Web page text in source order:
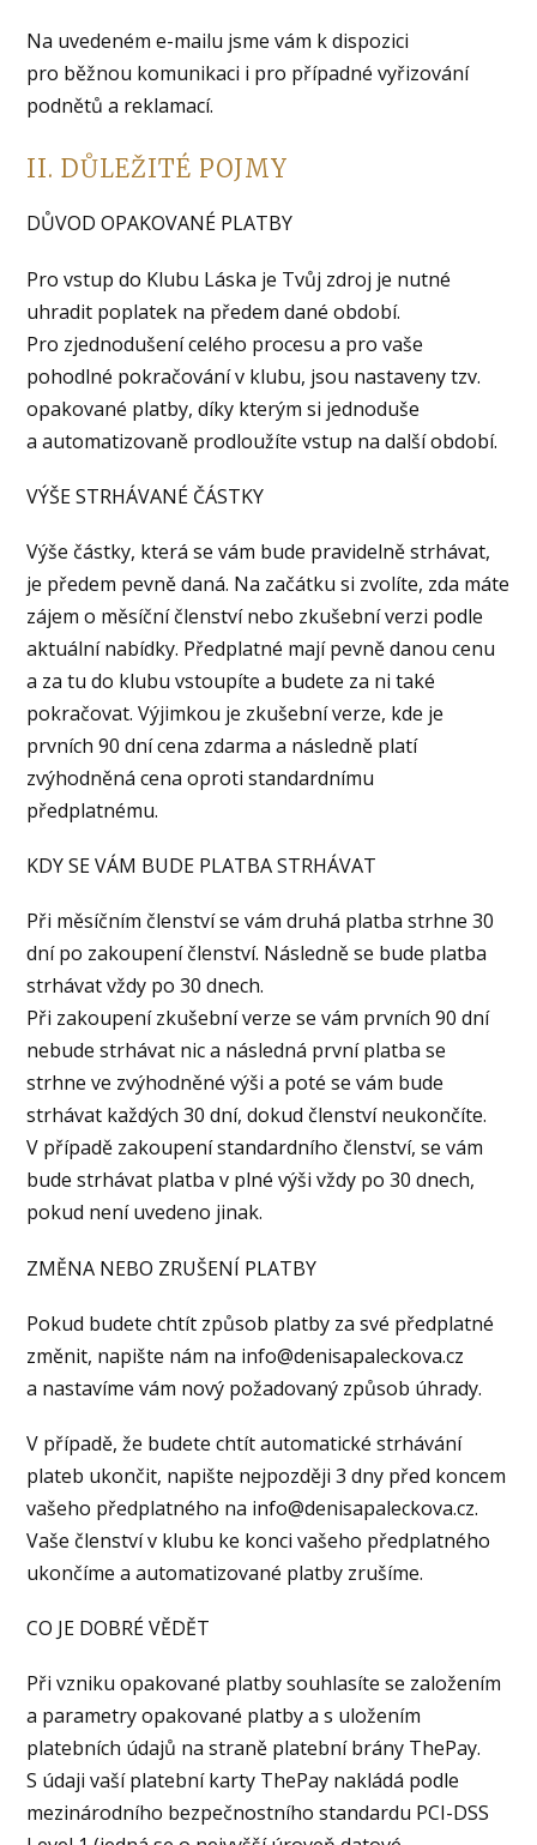
Na uvedeném e-mailu jsme vám k dispozici
pro běžnou komunikaci i pro případné vyřizování
podnětů a reklamací.
II. DŮLEŽITÉ POJMY
DŮVOD OPAKOVANÉ PLATBY
Pro vstup do Klubu Láska je Tvůj zdroj je nutné
uhradit poplatek na předem dané období.
Pro zjednodušení celého procesu a pro vaše
pohodlné pokračování v klubu, jsou nastaveny tzv.
opakované platby, díky kterým si jednoduše
a automatizovaně prodloužíte vstup na další období.
VÝŠE STRHÁVANÉ ČÁSTKY
Výše částky, která se vám bude pravidelně strhávat,
je předem pevně daná. Na začátku si zvolíte, zda máte
zájem o měsíční členství nebo zkušební verzi podle
aktuální nabídky. Předplatné mají pevně danou cenu
a za tu do klubu vstoupíte a budete za ni také
pokračovat. Výjimkou je zkušební verze, kde je
prvních 90 dní cena zdarma a následně platí
zvýhodněná cena oproti standardnímu
předplatnému.
KDY SE VÁM BUDE PLATBA STRHÁVAT
Při měsíčním členství se vám druhá platba strhne 30
dní po zakoupení členství. Následně se bude platba
strhávat vždy po 30 dnech.
Při zakoupení zkušební verze se vám prvních 90 dní
nebude strhávat nic a následná první platba se
strhne ve zvýhodněné výši a poté se vám bude
strhávat každých 30 dní, dokud členství neukončíte.
V případě zakoupení standardního členství, se vám
bude strhávat platba v plné výši vždy po 30 dnech,
pokud není uvedeno jinak.
ZMĚNA NEBO ZRUŠENÍ PLATBY
Pokud budete chtít způsob platby za své předplatné
změnit, napište nám na info@denisapaleckova.cz
a nastavíme vám nový požadovaný způsob úhrady.
V případě, že budete chtít automatické strhávání
plateb ukončit, napište nejpozději 3 dny před koncem
vašeho předplatného na info@denisapaleckova.cz.
Vaše členství v klubu ke konci vašeho předplatného
ukončíme a automatizované platby zrušíme.
CO JE DOBRÉ VĚDĚT
Při vzniku opakované platby souhlasíte se založením
a parametry opakované platby a s uložením
platebních údajů na straně platební brány ThePay.
S údaji vaší platební karty ThePay nakládá podle
mezinárodního bezpečnostního standardu PCI-DSS